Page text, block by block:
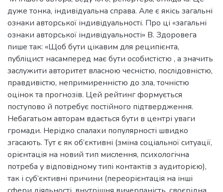
дуже тонка, індивідуальна справа. Але є якісь загальні
ознаки авторської індивідуальності. Про ці «загальні
ознаки авторської індивідуальності» В. Здоровега
пише так: «Щоб бути цікавим для реципієнта,
публіцист насамперед має бути особистістю , а значить
заслужити авторитет власною чесністю, послідовністю,
правдивістю, непримиренністю до зла, точністю
оцінок та прогнозів. Цей рейтинг формується
поступово й потребує постійного підтвердження.
Небагатьом авторам вдається бути в центрі уваги
громади. Нерідко спалахи популярності швидко
згасають. Тут є як об’єктивні (зміна соціальної ситуації,
орієнтація на новий тип мислення, психологічна
потреба у відповідному типі контактів з аудиторією),
так і суб’єктивні причини (переорієнтація на інші